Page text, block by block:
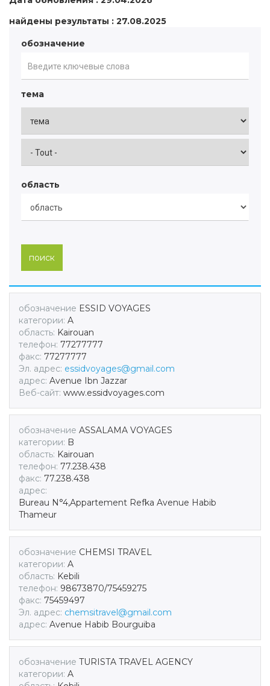
найдены результаты : 27.08.2025
обозначение
тема
область
поиск
обозначение ESSID VOYAGES
категории: A
область: Kairouan
телефон: 77277777
факс: 77277777
Эл. адрес: essidvoyages@gmail.com
адрес: Avenue Ibn Jazzar
Веб-сайт: www.essidvoyages.com
обозначение ASSALAMA VOYAGES
категории: B
область: Kairouan
телефон: 77.238.438
факс: 77.238.438
адрес:
Bureau N°4,Appartement Refka Avenue Habib
Thameur
обозначение CHEMSI TRAVEL
категории: A
область: Kebili
телефон: 98673870/75459275
факс: 75459497
Эл. адрес: chemsitravel@gmail.com
адрес: Avenue Habib Bourguiba
обозначение TURISTA TRAVEL AGENCY
категории: A